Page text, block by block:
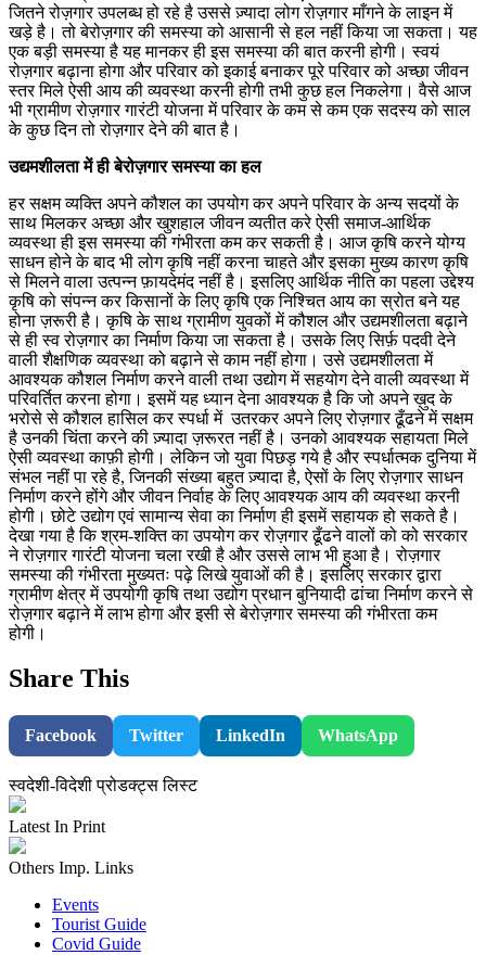
जितने रोज़गार उपलब्ध हो रहे है उससे ज़्यादा लोग रोज़गार माँगने के लाइन में
खड़े है। तो बेरोज़गार की समस्या को आसानी से हल नहीं किया जा सकता। यह
एक बड़ी समस्या है यह मानकर ही इस समस्या की बात करनी होगी। स्वयं
रोज़गार बढ़ाना होगा और परिवार को इकाई बनाकर पूरे परिवार को अच्छा जीवन
स्तर मिले ऐसी आय की व्यवस्था करनी होगी तभी कुछ हल निकलेगा। वैसे आज
भी ग्रामीण रोज़गार गारंटी योजना में परिवार के कम से कम एक सदस्य को साल
के कुछ दिन तो रोज़गार देने की बात है।
उद्यमशीलता में ही बेरोज़गार समस्या का हल
हर सक्षम व्यक्ति अपने कौशल का उपयोग कर अपने परिवार के अन्य सदयों के
साथ मिलकर अच्छा और खुशहाल जीवन व्यतीत करे ऐसी समाज-आर्थिक
व्यवस्था ही इस समस्या की गंभीरता कम कर सकती है। आज कृषि करने योग्य
साधन होने के बाद भी लोग कृषि नहीं करना चाहते और इसका मुख्य कारण कृषि
से मिलने वाला उत्पन्न फ़ायदेमंद नहीं है। इसलिए आर्थिक नीति का पहला उद्देश्य
कृषि को संपन्न कर किसानों के लिए कृषि एक निश्चित आय का स्रोत बने यह
होना ज़रूरी है। कृषि के साथ ग्रामीण युवकों में कौशल और उद्यमशीलता बढ़ाने
से ही स्व रोज़गार का निर्माण किया जा सकता है। उसके लिए सिर्फ़ पदवी देने
वाली शैक्षणिक व्यवस्था को बढ़ाने से काम नहीं होगा। उसे उद्यमशीलता में
आवश्यक कौशल निर्माण करने वाली तथा उद्योग में सहयोग देने वाली व्यवस्था में
परिवर्तित करना होगा। इसमें यह ध्यान देना आवश्यक है कि जो अपने ख़ुद के
भरोसे से कौशल हासिल कर स्पर्धा में उतरकर अपने लिए रोज़गार ढूँढने में सक्षम
है उनकी चिंता करने की ज़्यादा ज़रूरत नहीं है। उनको आवश्यक सहायता मिले
ऐसी व्यवस्था काफ़ी होगी। लेकिन जो युवा पिछड़ गये है और स्पर्धात्मक दुनिया में
संभल नहीं पा रहे है, जिनकी संख्या बहुत ज़्यादा है, ऐसों के लिए रोज़गार साधन
निर्माण करने होंगे और जीवन निर्वाह के लिए आवश्यक आय की व्यवस्था करनी
होगी। छोटे उद्योग एवं सामान्य सेवा का निर्माण ही इसमें सहायक हो सकते है।
देखा गया है कि श्रम-शक्ति का उपयोग कर रोज़गार ढूँढने वालों को को सरकार
ने रोज़गार गारंटी योजना चला रखी है और उससे लाभ भी हुआ है। रोज़गार
समस्या की गंभीरता मुख्यतः पढ़े लिखे युवाओं की है। इसलिए सरकार द्वारा
ग्रामीण क्षेत्र में उपयोगी कृषि तथा उद्योग प्रधान बुनियादी ढांचा निर्माण करने से
रोज़गार बढ़ाने में लाभ होगा और इसी से बेरोज़गार समस्या की गंभीरता कम
होगी।
Share This
Facebook Twitter LinkedIn WhatsApp
स्वदेशी-विदेशी प्रोडक्ट्स लिस्ट
Latest In Print
Others Imp. Links
Events
Tourist Guide
Covid Guide